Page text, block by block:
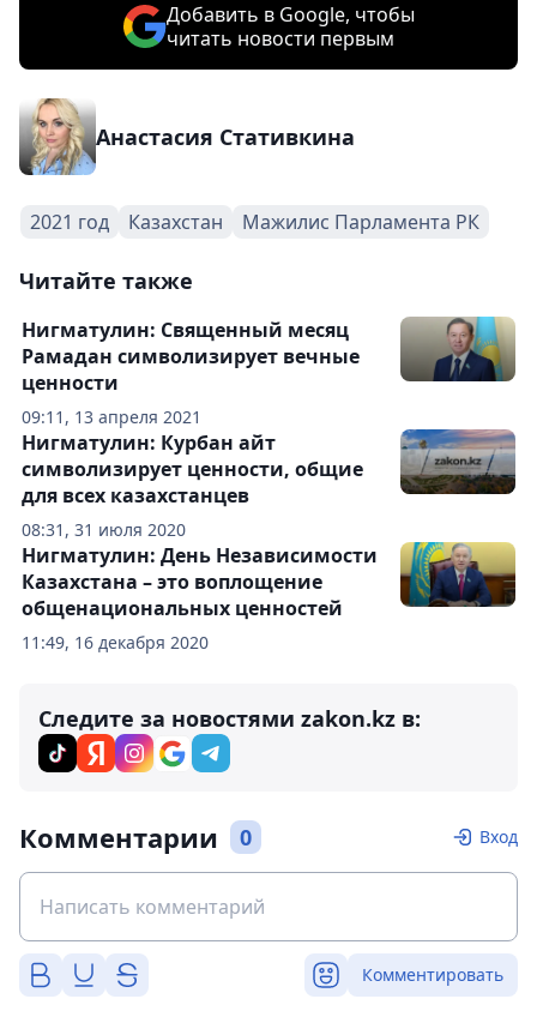
Добавить в Google, чтобы
читать новости первым
Анастасия Стативкина
2021 год Казахстан Мажилис Парламента РК
Читайте также
09:11, 13 апреля 2021
Нигматулин: Священный месяц
Рамадан символизирует вечные
ценности
08:31, 31 июля 2020
Нигматулин: Курбан айт
символизирует ценности, общие
для всех казахстанцев
11:49, 16 декабря 2020
Нигматулин: День Независимости
Казахстана – это воплощение
общенациональных ценностей
Следите за новостями zakon.kz в:
Комментарии 0 Вход
Комментировать